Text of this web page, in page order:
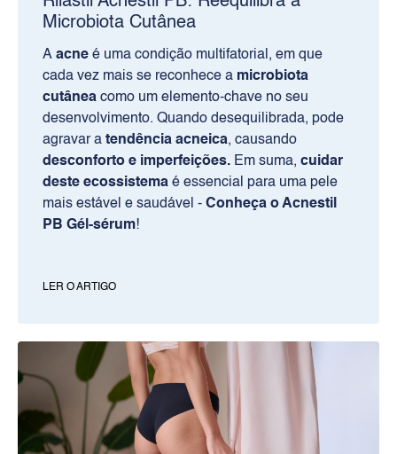
Microbiota Cutânea
A acne é uma condição multifatorial, em que
cada vez mais se reconhece a microbiota
cutânea como um elemento-chave no seu
desenvolvimento. Quando desequilibrada, pode
agravar a tendência acneica, causando
desconforto e imperfeições. Em suma, cuidar
deste ecossistema é essencial para uma pele
mais estável e saudável - Conheça o Acnestil
PB Gél-sérum!
LER O ARTIGO